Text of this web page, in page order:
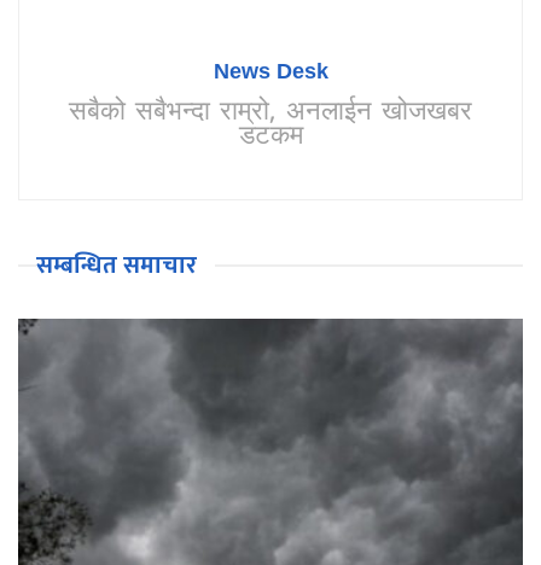
News Desk
सबैको सबैभन्दा राम्रो, अनलाईन खोजखबर
डटकम
सम्बन्धित समाचार